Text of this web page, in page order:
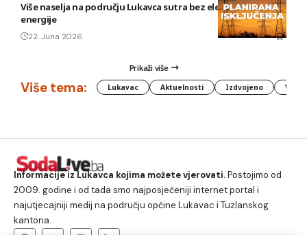
Više naselja na području Lukavca sutra bez električne
energije
22. Juna 2026.
Prikaži više
Više tema: Lukavac Aktuelnosti Izdvojeno
Informacije iz Lukavca kojima možete vjerovati.Postojimo od
2009. godine i od tada smo najposjećeniji internet portal i
najutjecajniji medij na području općine Lukavac i Tuzlanskog
kantona.